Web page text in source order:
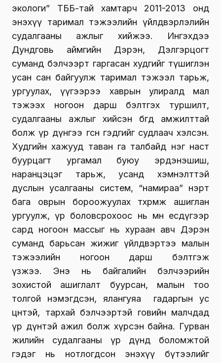
экологи” ТББ-тай хамтарч 2011-2013 онд
энэхүү таримал тэжээлийн үйлдвэрлэлийн
судалгааны ажлыг хийжээ. Ингэхдээ
Дундговь аймгийн Дэрэн, Дэлгэрцогт
суманд бэлчээрт гаргасан худгийг түшиглэн
усан сан байгуулж таримал тэжээл тарьж,
ургуулах, үүгээрээ хаврын улиралд мал
тэжээх ногоон дарш бэлтгэх туршилт,
судалгааны ажлыг хийсэн бөгөөд амжилттай
болж үр дүнгээ өгсөн гэдгийг судлаач хэлсэн.
Худгийн хажууд таван га талбайд нэг наст
буурцагт ургамал буюу эрдэнэшиш,
наранцэцэг тарьж, усанд хэмнэлттэй
дуслын усалгааны систем, “намираа” нэрт
бага оврын бороожуулах төхөөрөмж ашиглан
ургуулж, үр боловсрохоос нь өмнө есдүгээр
сард ногоон массыг нь хураан авч Дэрэн
суманд барьсан жижиг үйлдвэртээ малын
тэжээлийн ногоон дарш бэлтгэж
үзжээ. Энэ нь байгалийн бэлчээрийн
зохистой ашиглалт буурсан, малын тоо
толгой нэмэгдсэн, ялангуяа гадаргын ус
цөөнтэй, тархай бэлчээртэй говийн малчдад
үр дүнтэй ажил болж хүрсэн байна. Гурван
жилийн судалгааны үр дүнд боломжтой
гэдэг нь нотлогдсон энэхүү бүтээлийг